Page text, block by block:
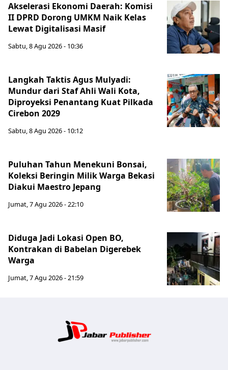
Akselerasi Ekonomi Daerah: Komisi
II DPRD Dorong UMKM Naik Kelas
Lewat Digitalisasi Masif
Sabtu, 8 Agu 2026 - 10:36
Langkah Taktis Agus Mulyadi:
Mundur dari Staf Ahli Wali Kota,
Diproyeksi Penantang Kuat Pilkada
Cirebon 2029
Sabtu, 8 Agu 2026 - 10:12
Puluhan Tahun Menekuni Bonsai,
Koleksi Beringin Milik Warga Bekasi
Diakui Maestro Jepang
Jumat, 7 Agu 2026 - 22:10
Diduga Jadi Lokasi Open BO,
Kontrakan di Babelan Digerebek
Warga
Jumat, 7 Agu 2026 - 21:59